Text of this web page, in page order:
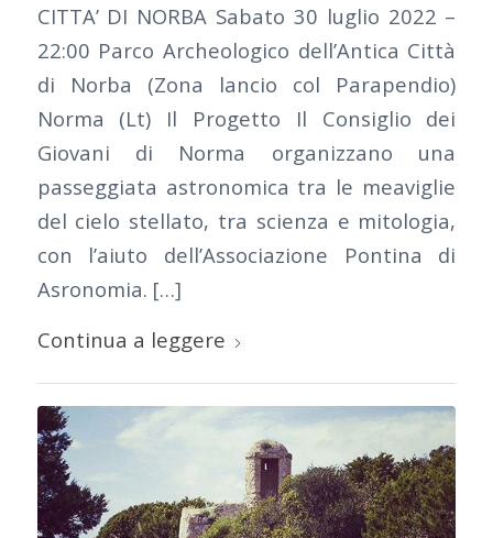
CITTA’ DI NORBA Sabato 30 luglio 2022 –
22:00 Parco Archeologico dell’Antica Città
di Norba (Zona lancio col Parapendio)
Norma (Lt) Il Progetto Il Consiglio dei
Giovani di Norma organizzano una
passeggiata astronomica tra le meaviglie
del cielo stellato, tra scienza e mitologia,
con l’aiuto dell’Associazione Pontina di
Asronomia. […]
Continua a leggere